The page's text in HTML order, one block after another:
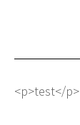
<p>test</p>